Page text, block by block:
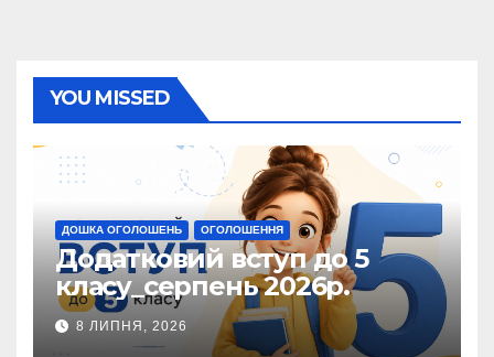
YOU MISSED
ДОШКА ОГОЛОШЕНЬ ОГОЛОШЕННЯ
Додатковий вступ до 5
класу_серпень 2026р.
8 ЛИПНЯ, 2026